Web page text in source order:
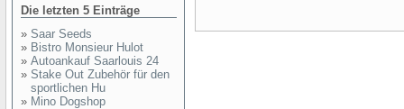
Die letzten 5 Einträge
» Saar Seeds
» Bistro Monsieur Hulot
» Autoankauf Saarlouis 24
» Stake Out Zubehör für den
sportlichen Hu
» Mino Dogshop